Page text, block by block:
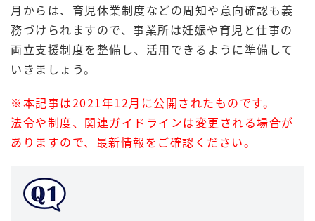
月からは、育児休業制度などの周知や意向確認も義
務づけられますので、事業所は妊娠や育児と仕事の
両立支援制度を整備し、活用できるように準備して
いきましょう。
※本記事は2021年12月に公開されたものです。
法令や制度、関連ガイドラインは変更される場合が
ありますので、最新情報をご確認ください。